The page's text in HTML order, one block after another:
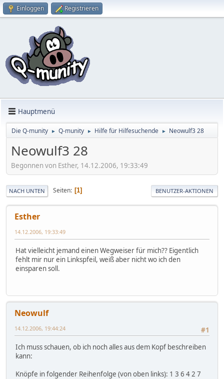
Einloggen Registrieren
Hauptmenü
Die Q-munity ► Q-munity ► Hilfe für Hilfesuchende ► Neowulf3 28
Neowulf3 28
Begonnen von Esther, 14.12.2006, 19:33:49
NACH UNTEN Seiten 1 BENUTZER-AKTIONEN
Esther
14.12.2006, 19:33:49
Hat vielleicht jemand einen Wegweiser für mich?? Eigentlich
fehlt mir nur ein Linkspfeil, weiß aber nicht wo ich den
einsparen soll.
Neowulf
#1
14.12.2006, 19:44:24
Ich muss schauen, ob ich noch alles aus dem Kopf beschreiben
kann:
Knöpfe in folgender Reihenfolge (von oben links): 1 3 6 4 2 7